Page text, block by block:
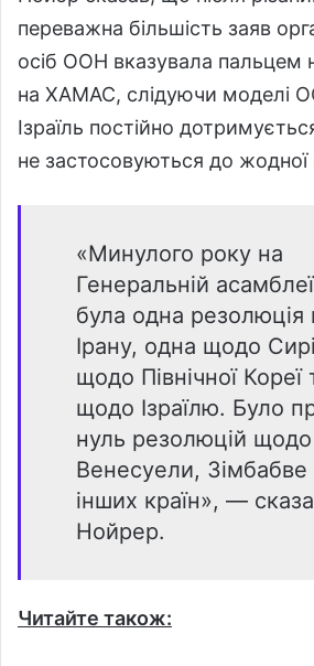
переважна більшість заяв
осіб ООН вказувала пальцем
на ХАМАС, слідуючи моделі
Ізраїль постійно
не застосовуються до жодної
«Минулого року на
Генеральній
була одна
Ірану, одна щодо
щодо Північної Кореї
щодо Ізраїлю. Було
нуль резолюцій
Венесуели, Зімбабве
інших країн», —
Нойрер.
Читайте також: